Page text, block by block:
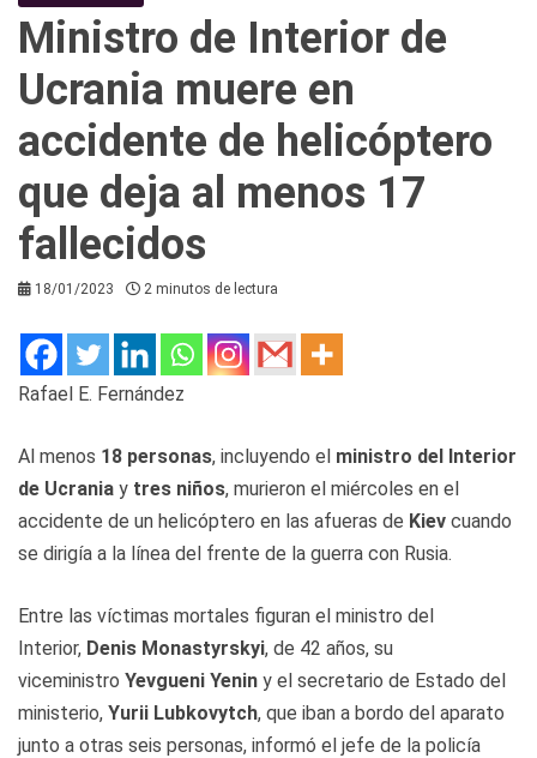
Ministro de Interior de
Ucrania muere en
accidente de helicóptero
que deja al menos 17
fallecidos
18/01/2023 2 minutos de lectura
Rafael E. Fernández
Al menos 18 personas, incluyendo el ministro del Interior
de Ucrania y tres niños, murieron el miércoles en el
accidente de un helicóptero en las afueras de Kiev cuando
se dirigía a la línea del frente de la guerra con Rusia.
Entre las víctimas mortales figuran el ministro del
Interior, Denis Monastyrskyi, de 42 años, su
viceministro Yevgueni Yenin y el secretario de Estado del
ministerio, Yurii Lubkovytch, que iban a bordo del aparato
junto a otras seis personas, informó el jefe de la policía